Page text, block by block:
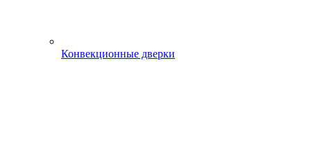
Конвекционные дверки